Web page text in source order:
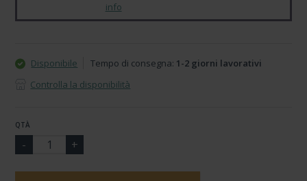
info
Disponibile Tempo di consegna: 1-2 giorni lavorativi
Controlla la disponibilità
QTÀ